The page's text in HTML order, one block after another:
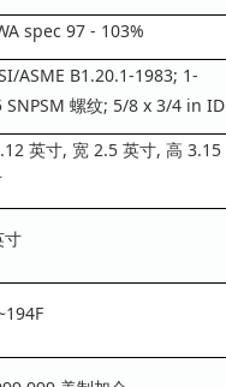
spec 97 - 103%
ASME B1.20.1-1983; 1-
SNPSM 螺纹; 5/8 x 3/4 in ID
英寸, 宽 2.5 英寸, 高 3.15
寸